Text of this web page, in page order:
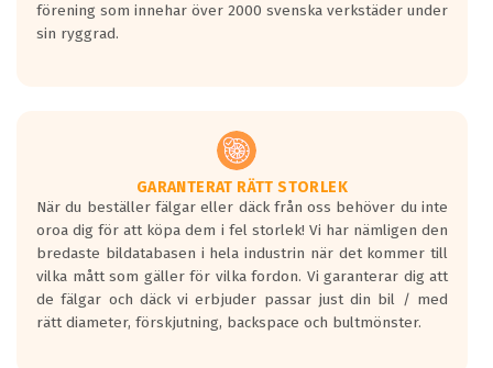
I 80km/h kommer skillnaden på
Vid körning i över 50km/h brukar
rullmotståndets ljud överträffa
motorljudet.
På däckmärkningen kommer det finnas
en symbol av ett däck med vågar. Hög
bullernivå markeras med svarta vågor
medans de vita vågorna påvisar om det är
ett tyst däck.
förening som innehar över 2000 svenska verkstäder under
sin ryggrad.
GARANTERAT RÄTT STORLEK
När du beställer fälgar eller däck från oss behöver du inte
oroa dig för att köpa dem i fel storlek! Vi har nämligen den
bredaste bildatabasen i hela industrin när det kommer till
vilka mått som gäller för vilka fordon. Vi garanterar dig att
de fälgar och däck vi erbjuder passar just din bil / med
rätt diameter, förskjutning, backspace och bultmönster.